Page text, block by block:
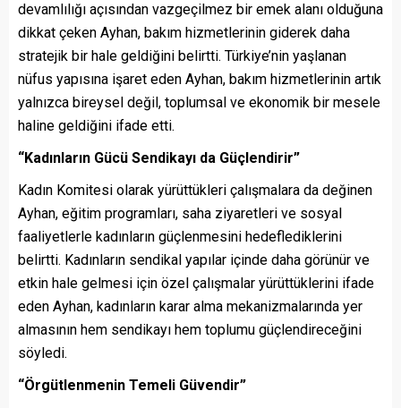
devamlılığı açısından vazgeçilmez bir emek alanı olduğuna
dikkat çeken Ayhan, bakım hizmetlerinin giderek daha
stratejik bir hale geldiğini belirtti. Türkiye’nin yaşlanan
nüfus yapısına işaret eden Ayhan, bakım hizmetlerinin artık
yalnızca bireysel değil, toplumsal ve ekonomik bir mesele
haline geldiğini ifade etti.
“Kadınların Gücü Sendikayı da Güçlendirir”
Kadın Komitesi olarak yürüttükleri çalışmalara da değinen
Ayhan, eğitim programları, saha ziyaretleri ve sosyal
faaliyetlerle kadınların güçlenmesini hedeflediklerini
belirtti. Kadınların sendikal yapılar içinde daha görünür ve
etkin hale gelmesi için özel çalışmalar yürüttüklerini ifade
eden Ayhan, kadınların karar alma mekanizmalarında yer
almasının hem sendikayı hem toplumu güçlendireceğini
söyledi.
“Örgütlenmenin Temeli Güvendir”